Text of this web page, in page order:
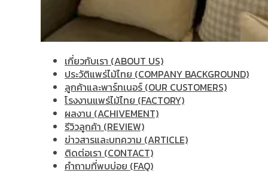
เกี่ยวกับเรา (ABOUT US)
ประวัติแพร่ไม้ไทย (COMPANY BACKGROUND)
ลูกค้าและพาร์ทเนอร์ (OUR CUSTOMERS)
โรงงานแพร่ไม้ไทย (FACTORY)
ผลงาน (ACHIVEMENT)
รีวิวลูกค้า (REVIEW)
ข่าวสารและบทความ (ARTICLE)
ติดต่อเรา (CONTACT)
คำถามที่พบบ่อย (FAQ)